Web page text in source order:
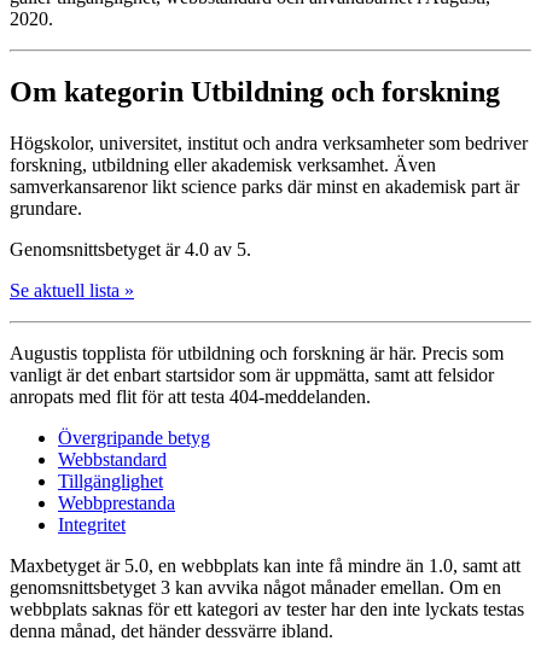
2020.
Om kategorin Utbildning och forskning
Högskolor, universitet, institut och andra verksamheter som bedriver
forskning, utbildning eller akademisk verksamhet. Även
samverkans­arenor likt science parks där minst en akademisk part är
grundare.
Genomsnittsbetyget är 4.0 av 5.
Se aktuell lista »
Augustis topplista för utbildning och forskning är här. Precis som
vanligt är det enbart startsidor som är uppmätta, samt att felsidor
anropats med flit för att testa 404-meddelanden.
Övergripande betyg
Webbstandard
Tillgänglighet
Webbprestanda
Integritet
Maxbetyget är 5.0, en webbplats kan inte få mindre än 1.0, samt att
genomsnittsbetyget 3 kan avvika något månader emellan. Om en
webbplats saknas för ett kategori av tester har den inte lyckats testas
denna månad, det händer dessvärre ibland.